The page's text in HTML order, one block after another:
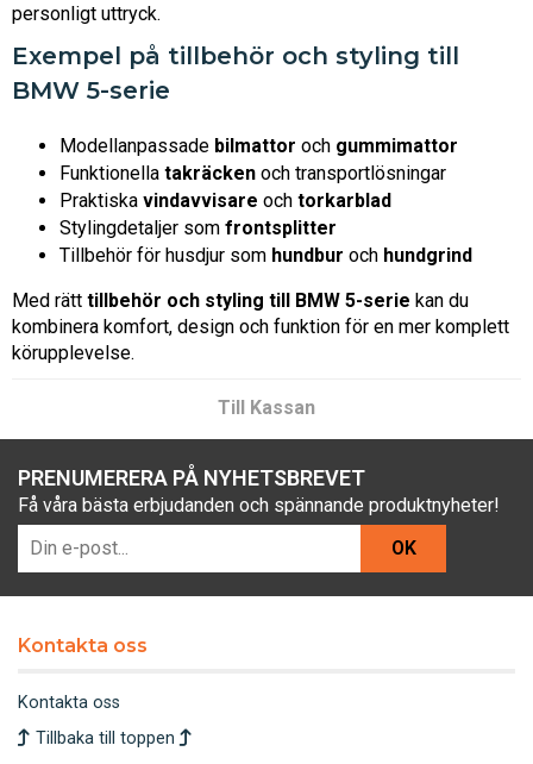
personligt uttryck.
Exempel på tillbehör och styling till
BMW 5-serie
Modellanpassade bilmattor och gummimattor
Funktionella takräcken och transportlösningar
Praktiska vindavvisare och torkarblad
Stylingdetaljer som frontsplitter
Tillbehör för husdjur som hundbur och hundgrind
Med rätt tillbehör och styling till BMW 5-serie kan du
kombinera komfort, design och funktion för en mer komplett
körupplevelse.
Till Kassan
PRENUMERERA PÅ NYHETSBREVET
Få våra bästa erbjudanden och spännande produktnyheter!
OK
Kontakta oss
Kontakta oss
Tillbaka till toppen